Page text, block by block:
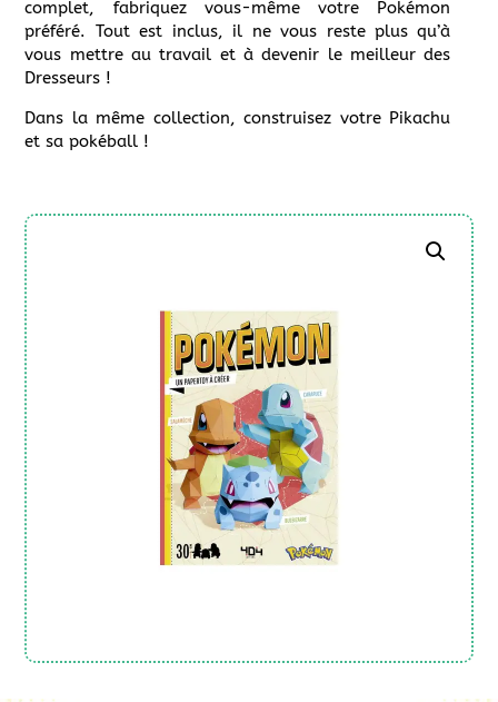
complet, fabriquez vous-même votre Pokémon
préféré. Tout est inclus, il ne vous reste plus qu’à
vous mettre au travail et à devenir le meilleur des
Dresseurs !
Dans la même collection, construisez votre Pikachu
et sa pokéball !